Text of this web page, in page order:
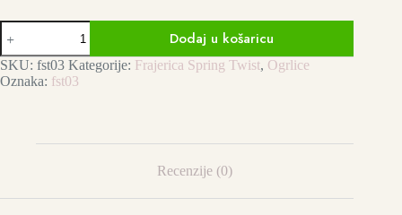
FRAJERICA
Spring
Twist
tirkiz
količina
Dodaj u košaricu
SKU: fst03 Kategorije: Frajerica Spring Twist, Ogrlice
Oznaka: fst03
Recenzije (0)